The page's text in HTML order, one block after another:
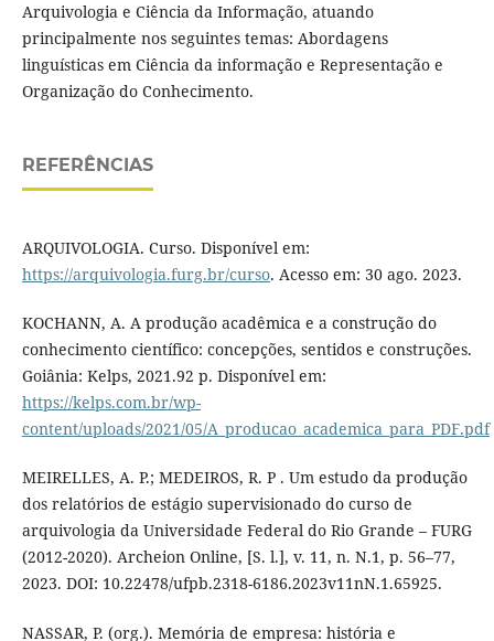
Arquivologia e Ciência da Informação, atuando
principalmente nos seguintes temas: Abordagens
linguísticas em Ciência da informação e Representação e
Organização do Conhecimento.
REFERÊNCIAS
ARQUIVOLOGIA. Curso. Disponível em:
https://arquivologia.furg.br/curso. Acesso em: 30 ago. 2023.
KOCHANN, A. A produção acadêmica e a construção do
conhecimento científico: concepções, sentidos e construções.
Goiânia: Kelps, 2021.92 p. Disponível em:
https://kelps.com.br/wp-
content/uploads/2021/05/A_producao_academica_para_PDF.pdf
MEIRELLES, A. P.; MEDEIROS, R. P . Um estudo da produção
dos relatórios de estágio supervisionado do curso de
arquivologia da Universidade Federal do Rio Grande – FURG
(2012-2020). Archeion Online, [S. l.], v. 11, n. N.1, p. 56–77,
2023. DOI: 10.22478/ufpb.2318-6186.2023v11nN.1.65925.
NASSAR, P. (org.). Memória de empresa: história e